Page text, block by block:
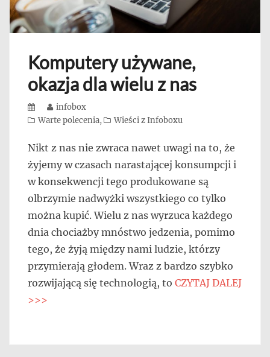
Komputery używane,
okazja dla wielu z nas
Posted
on
Author
infobox
Categories
Warte polecenia, Wieści z Infoboxu
Nikt z nas nie zwraca nawet uwagi na to, że
żyjemy w czasach narastającej konsumpcji i
w konsekwencji tego produkowane są
olbrzymie nadwyżki wszystkiego co tylko
można kupić. Wielu z nas wyrzuca każdego
dnia chociażby mnóstwo jedzenia, pomimo
tego, że żyją między nami ludzie, którzy
przymierają głodem. Wraz z bardzo szybko
rozwijającą się technologią, to CZYTAJ DALEJ
>>>